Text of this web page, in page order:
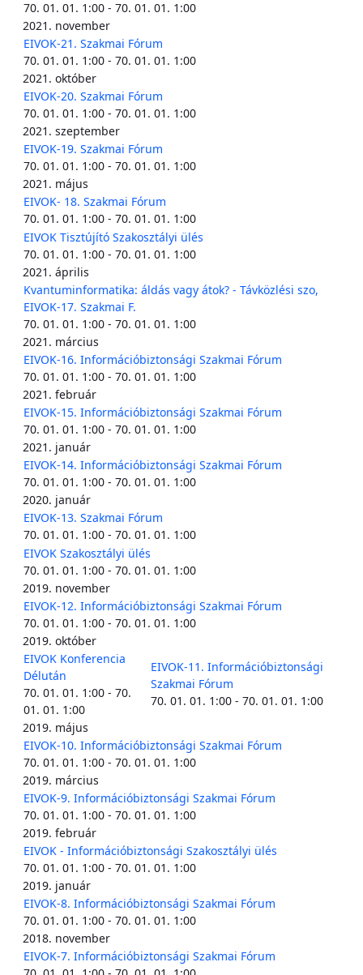
70. 01. 01. 1:00 - 70. 01. 01. 1:00
2021. november
EIVOK-21. Szakmai Fórum
70. 01. 01. 1:00 - 70. 01. 01. 1:00
2021. október
EIVOK-20. Szakmai Fórum
70. 01. 01. 1:00 - 70. 01. 01. 1:00
2021. szeptember
EIVOK-19. Szakmai Fórum
70. 01. 01. 1:00 - 70. 01. 01. 1:00
2021. május
EIVOK- 18. Szakmai Fórum
70. 01. 01. 1:00 - 70. 01. 01. 1:00
EIVOK Tisztújító Szakosztályi ülés
70. 01. 01. 1:00 - 70. 01. 01. 1:00
2021. április
Kvantuminformatika: áldás vagy átok? - Távközlési szo,
EIVOK-17. Szakmai F.
70. 01. 01. 1:00 - 70. 01. 01. 1:00
2021. március
EIVOK-16. Információbiztonsági Szakmai Fórum
70. 01. 01. 1:00 - 70. 01. 01. 1:00
2021. február
EIVOK-15. Információbiztonsági Szakmai Fórum
70. 01. 01. 1:00 - 70. 01. 01. 1:00
2021. január
EIVOK-14. Információbiztonsági Szakmai Fórum
70. 01. 01. 1:00 - 70. 01. 01. 1:00
2020. január
EIVOK-13. Szakmai Fórum
70. 01. 01. 1:00 - 70. 01. 01. 1:00
EIVOK Szakosztályi ülés
70. 01. 01. 1:00 - 70. 01. 01. 1:00
2019. november
EIVOK-12. Információbiztonsági Szakmai Fórum
70. 01. 01. 1:00 - 70. 01. 01. 1:00
2019. október
EIVOK Konferencia
Délután
70. 01. 01. 1:00 - 70.
01. 01. 1:00
EIVOK-11. Információbiztonsági
Szakmai Fórum
70. 01. 01. 1:00 - 70. 01. 01. 1:00
2019. május
EIVOK-10. Információbiztonsági Szakmai Fórum
70. 01. 01. 1:00 - 70. 01. 01. 1:00
2019. március
EIVOK-9. Információbiztonsági Szakmai Fórum
70. 01. 01. 1:00 - 70. 01. 01. 1:00
2019. február
EIVOK - Információbiztonsági Szakosztályi ülés
70. 01. 01. 1:00 - 70. 01. 01. 1:00
2019. január
EIVOK-8. Információbiztonsági Szakmai Fórum
70. 01. 01. 1:00 - 70. 01. 01. 1:00
2018. november
EIVOK-7. Információbiztonsági Szakmai Fórum